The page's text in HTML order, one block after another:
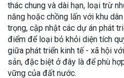
thác chung và dài hạn, loại trừ
năng hoặc chồng lấn với khu
trọng, cập nhật các dự án phát
điểm để loại bỏ khỏi diện tích
giữa phát triển kinh tế - xã hội
sản, đặc biệt ở đây là để phù
vững của đất nước.